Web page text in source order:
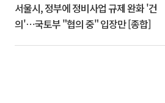
서울시, 정부에 정비사업 규제 완화 '건
의'⋯국토부 "협의 중" 입장만 [종합]